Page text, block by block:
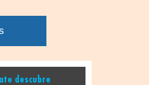
descubre